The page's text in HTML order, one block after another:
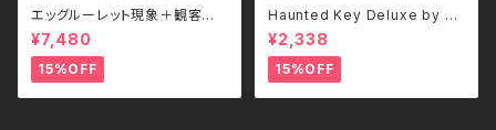
エッグルーレット現象＋観客参
加型サスペンス – JL MAGIC／
JL EGG ROULETTE - 日本語
補足解説付き
¥7,480
15%OFF
Haunted Key Deluxe by M
urphy's Magic
¥2,338
15%OFF